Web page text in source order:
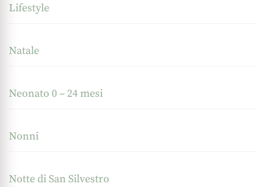
Lifestyle
Natale
Neonato 0 – 24 mesi
Nonni
Notte di San Silvestro